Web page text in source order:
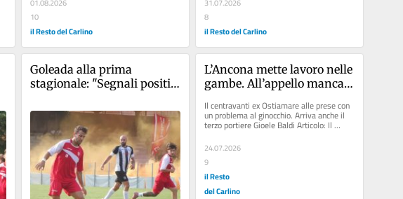
10
il Resto del Carlino
8
il Resto del Carlino
Goleada alla prima
stagionale: "Segnali positivi
L’Ancona mette lavoro nelle
gambe. All’appello manca
a centrocampo: "Arrivare
primi il nostro obiettivo»
Il centravanti ex Ostiamare alle prese con
un problema al ginocchio. Arriva anche il
terzo portiere Gioele Baldi Articolo: Il
mercato neroverde. Con...
24.07.2026
9
il Resto
del Carlino